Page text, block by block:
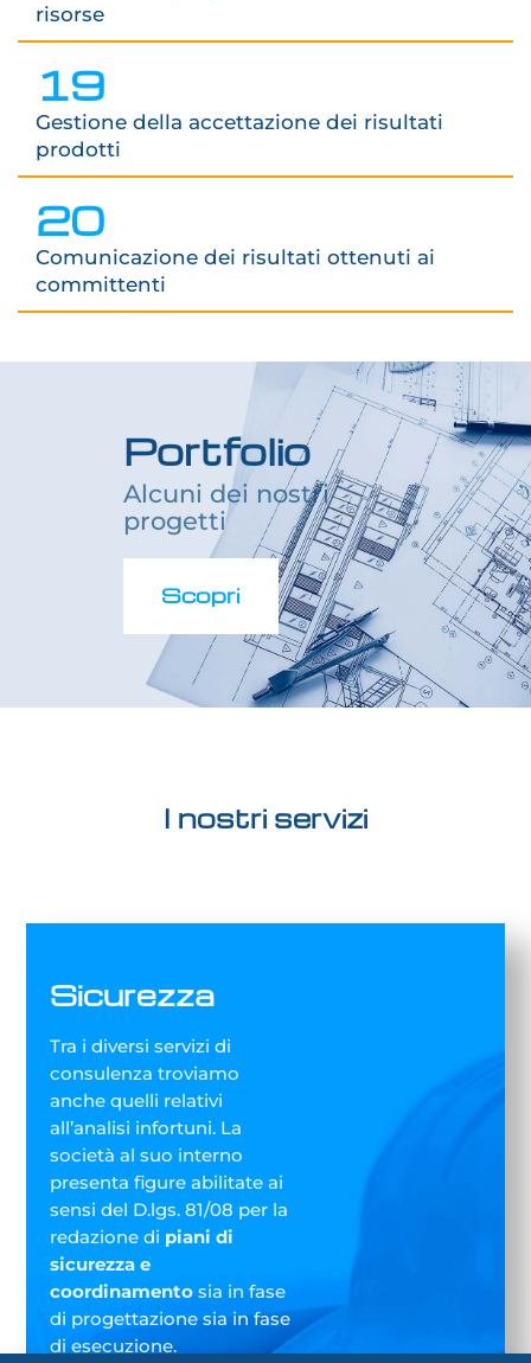
risorse
19
Gestione della accettazione dei risultati
prodotti
20
Comunicazione dei risultati ottenuti ai
committenti
Portfolio
Alcuni dei nostri
progetti
Scopri
I nostri servizi
Sicurezza
Tra i diversi servizi di
consulenza troviamo
anche quelli relativi
all’analisi infortuni. La
società al suo interno
presenta figure abilitate ai
sensi del D.lgs. 81/08 per la
redazione di piani di
sicurezza e
coordinamento sia in fase
di progettazione sia in fase
di esecuzione.